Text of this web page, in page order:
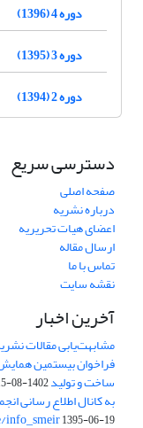
دوره 4 (1396)
دوره 3 (1395)
دوره 2 (1394)
دسترسی سریع
صفحه اصلی
درباره نشریه
اعضای هیات تحریریه
ارسال مقاله
تماس با ما
نقشه سایت
آخرین اخبار
مشابهت‌یابی مقالات
فراخوان بیستمین
ساخت و تولید1402-08-15
به کانال اطلاع رسانی
info_smeir1395-06-19